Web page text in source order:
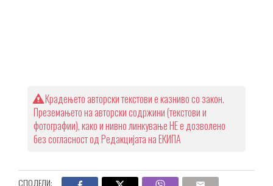
Крадењето авторски текстови е казниво со закон.
Преземањето на авторски содржини (текстови и
фотографии), како и нивно линкување НЕ е дозволено
без согласност од Редакцијата на ЕКИПА
СПОДЕЛИ: